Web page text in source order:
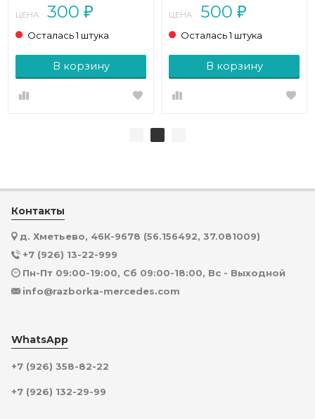
ЦЕНА: 300 ₽
Осталась 1 штука
В корзину
ЦЕНА: 500 ₽
Осталась 1 штука
В корзину
Контакты
д. Хметьево, 46К-9678 (56.156492, 37.081009)
+7 (926) 13-22-999
Пн-Пт 09:00-19:00, Сб 09:00-18:00, Вс - Выходной
info@razborka-mercedes.com
WhatsApp
+7 (926) 358-82-22
+7 (926) 132-29-99